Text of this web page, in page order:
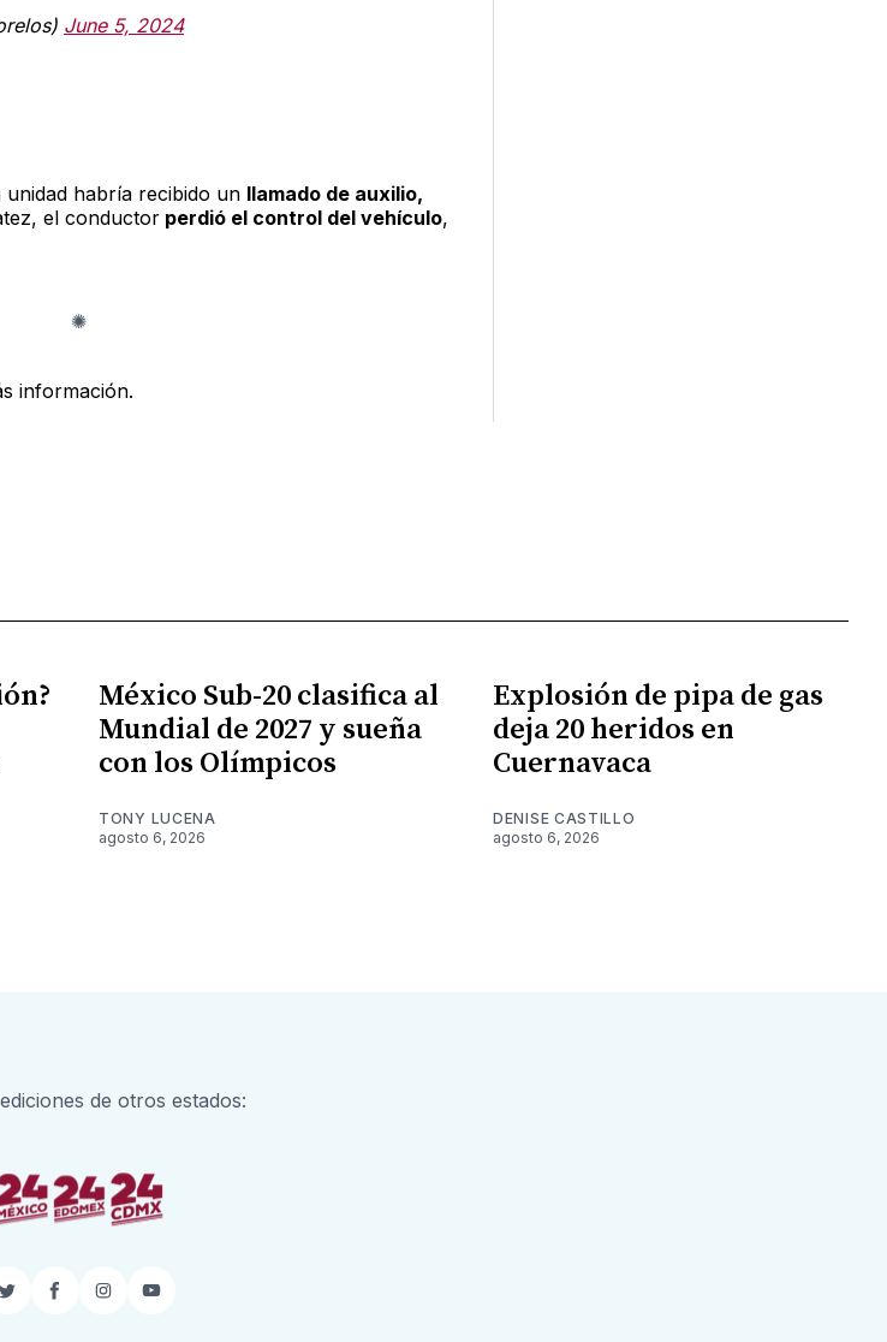
June 5, 2024
habría recibido un llamado de auxilio,
el conductorperdió el control del vehículo,
información.
México Sub-20 clasifica al
Mundial de 2027 y sueña
con los Olímpicos
TONY LUCENA
agosto 6, 2026
Explosión de pipa de gas
deja 20 heridos en
Cuernavaca
DENISE CASTILLO
agosto 6, 2026
de otros estados:
TwitterFacebook
InstagramYouTube